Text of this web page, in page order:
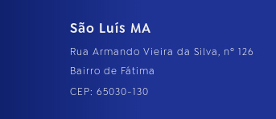
São Luís MA
Rua Armando Vieira da Silva, nº 126
Bairro de Fátima
CEP: 65030-130